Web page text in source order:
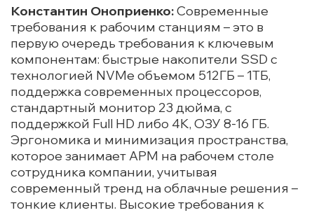
Константин Оноприенко:Современные
требования к рабочим станциям – это в
первую очередь требования к ключевым
компонентам: быстрые накопители SSD с
технологией NVMe объемом 512ГБ – 1ТБ,
поддержка современных процессоров,
стандартный монитор 23 дюйма, с
поддержкой Full HD либо 4K, ОЗУ 8-16 ГБ.
Эргономика и минимизация пространства,
которое занимает АРМ на рабочем столе
сотрудника компании, учитывая
современный тренд на облачные решения –
тонкие клиенты. Высокие требования к